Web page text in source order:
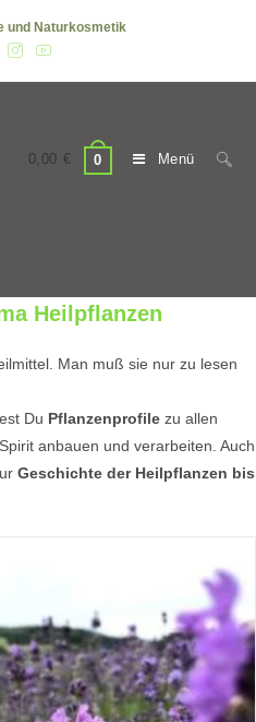
und Naturkosmetik
0,00 € 0 Menü
Heilpflanzen
Man muß sie nur zu lesen
Du Pflanzenprofile zu allen
anbauen und verarbeiten. Auch
Geschichte der Heilpflanzen bis